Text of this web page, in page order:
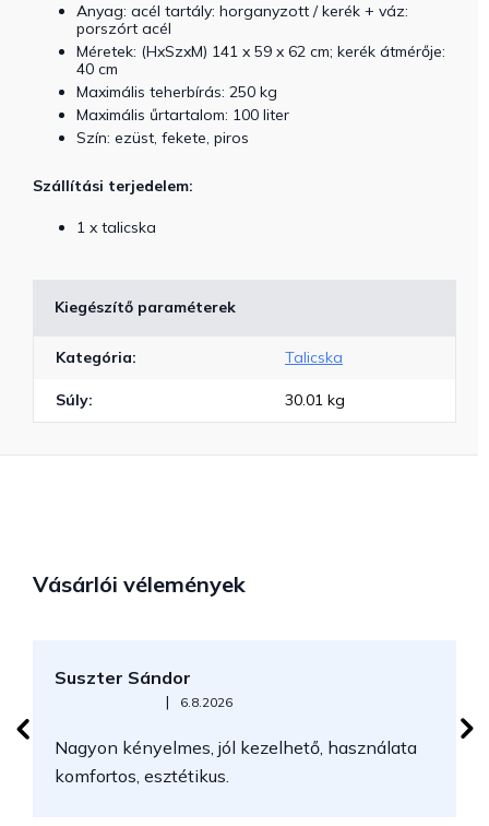
Anyag: acél tartály: horganyzott / kerék + váz:
porszórt acél
Méretek: (HxSzxM) 141 x 59 x 62 cm; kerék átmérője:
40 cm
Maximális teherbírás: 250 kg
Maximális űrtartalom: 100 liter
Szín: ezüst, fekete, piros
Szállítási terjedelem:
1 x talicska
Kiegészítő paraméterek
Kategória: Talicska
Súly: 30.01 kg
Vásárlói vélemények
Suszter Sándor
Az áruház értékelése 5-ből 5 csillag.
| 6.8.2026
Nagyon kényelmes, jól kezelhető, használata
komfortos, esztétikus.